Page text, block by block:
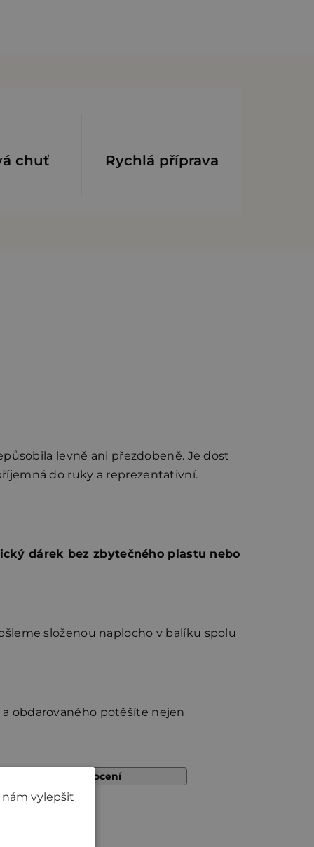
chuť Rychlá příprava
levně ani přezdobeně. Je dost
do ruky a reprezentativní.
dárek bez zbytečného plastu nebo
složenou naplocho v balíku spolu
a obdarovaného potěšíte nejen
Přidat hodnocení
nám vylepšit